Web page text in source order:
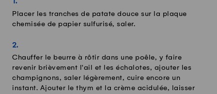
Placer les tranches de patate douce sur la plaque
chemisée de papier sulfurisé, saler.
Chauffer le beurre à rôtir dans une poêle, y faire
revenir brièvement l'ail et les échalotes, ajouter les
champignons, saler légèrement, cuire encore un
instant. Ajouter le thym et la crème acidulée, laisser